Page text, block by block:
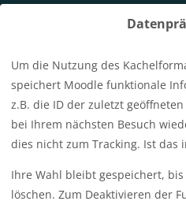
Zum Hauptinhalt
Anmeldename
Kennwort
Startseite Tools Mehr
Kursindex öffnen
Um die Nutzung des
speichert Moodle funktionale
z.B. die ID der zuletzt
bei Ihrem nächsten Besuch
dies nicht zum Tracking. Ist das
Ihre Wahl bleibt gespeichert,
löschen. Zum Deaktivieren der